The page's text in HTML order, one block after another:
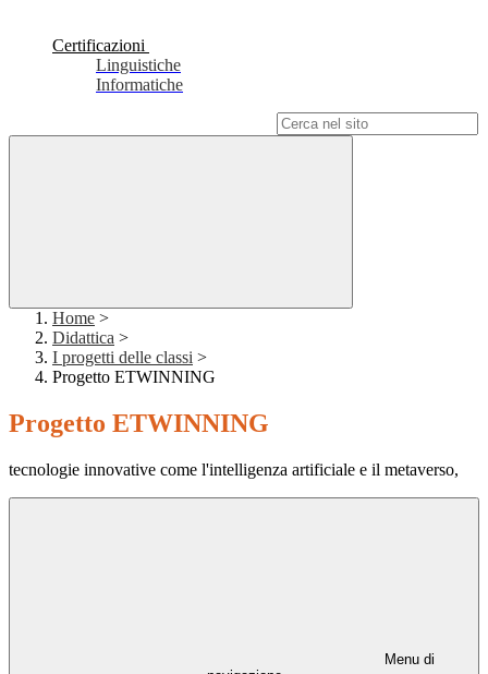
Certificazioni
Linguistiche
Informatiche
Home >
Didattica >
I progetti delle classi >
Progetto ETWINNING
Progetto ETWINNING
tecnologie innovative come l'intelligenza artificiale e il metaverso,
Menu di